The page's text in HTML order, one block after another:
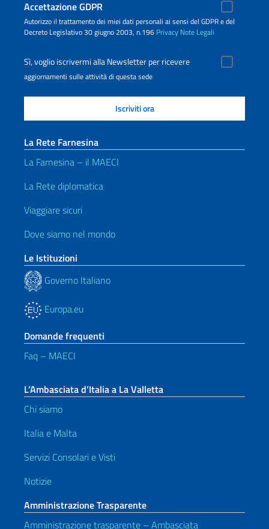
Accettazione GDPR
Autorizzo il trattamento dei miei dati personali ai sensi del GDPR e del
Decreto Legislativo 30 giugno 2003, n.196 Privacy Note Legali
Sì, voglio iscrivermi alla Newsletter per ricevere
aggiornamenti sulle attività di questa sede
La Rete Farnesina
La Farnesina – il MAECI
La Rete diplomatica
Viaggiare sicuri
Dove siamo nel mondo
Le Istituzioni
Governo Italiano
Europa.eu
Domande frequenti
Faq – MAECI
L’Ambasciata d’Italia a La Valletta
Chi siamo
Italia e Malta
Servizi Consolari e Visti
Notizie
Amministrazione Trasparente
Amministrazione trasparente – Ambasciata